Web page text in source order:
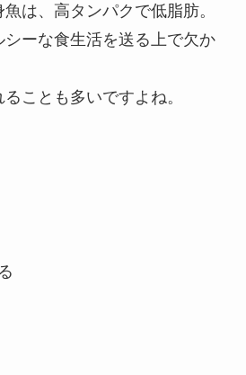
は、高タンパクで低脂肪。
ーな食生活を送る上で欠か
ことも多いですよね。